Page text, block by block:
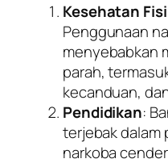
Kesehatan
Penggunaan
menyebabkan
parah,
kecanduan,
Pendidikan:
terjebak dalam
narkoba